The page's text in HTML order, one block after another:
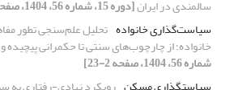
سالمندی در ایران[دوره 15، شماره 56، 1404، صفحه 190-211]
سیاست‌گذاری خانواده تحلیل علم‌سنجی تطور
خانواده؛ از چارچوب‌های سنتی تا حکمرانی پیچیده
شماره 56، 1404، صفحه 2-23]